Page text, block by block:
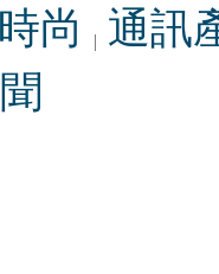
尚
通訊